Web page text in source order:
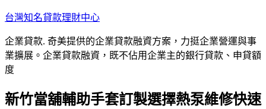
跳
主
要
內
台灣知名貸款理財中心
企業貸款. 奇美提供的企業貸款融資方案，力挺企業營運與事
業擴展。企業貸款融資，既不佔用企業主的銀行貸款、申貸額
度
新竹當舖輔助手套訂製選擇熱泵維修快速